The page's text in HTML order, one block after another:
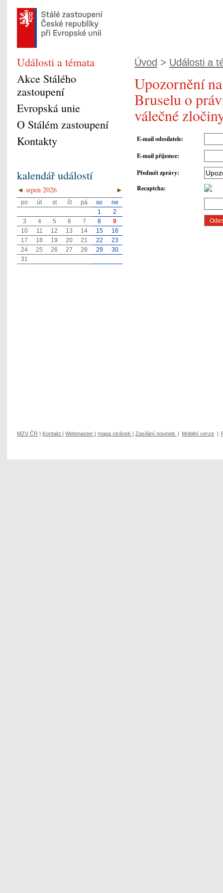
Úvod > Události a
Upozornění
Bruselu o
válečné
E-mail odesílatele:
E-mail příjemce:
Předmět zprávy:
Recaptcha:
Události a témata
Akce Stálého
zastoupení
Evropská unie
O Stálém zastoupení
Kontakty
kalendář událostí
◄ ►
srpen 2026
po út st čt pá so
ne
1
2
3
4 5 6 7 8
9
10
11 12 13 14 15
16
17
18 19 20 21 22
23
24
25 26 27 28 29
30
31
MZV ČR | Kontakt | Webmaster | mapa stránek | Zasílání novinek | Mobilní verze |